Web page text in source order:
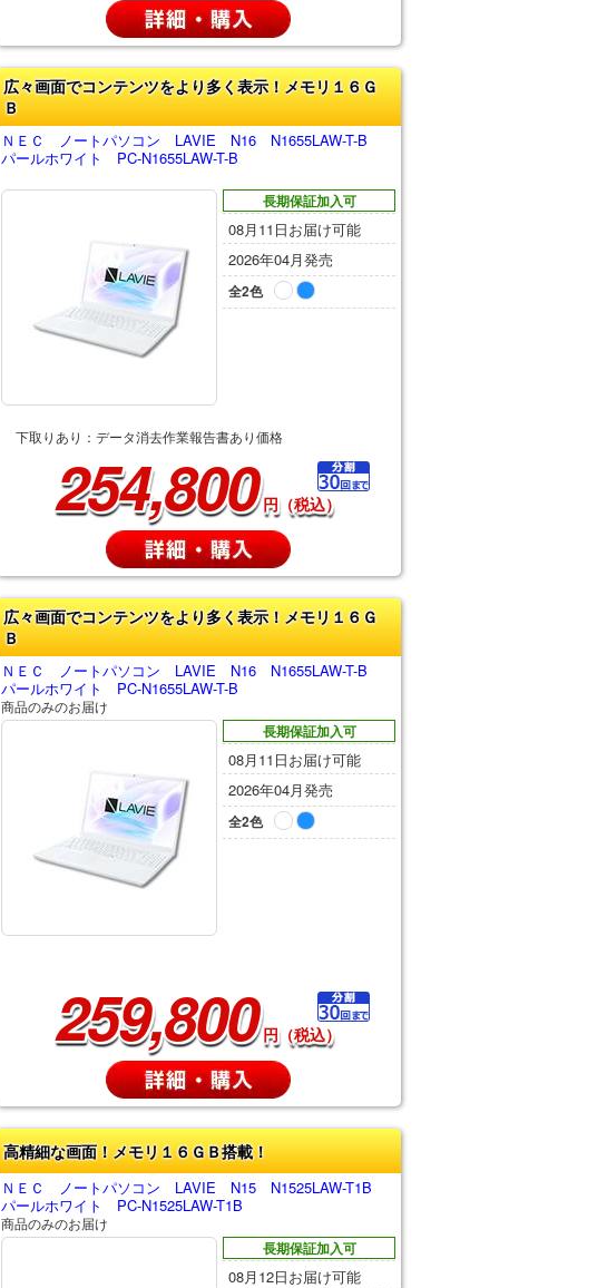
広々画面でコンテンツをより多く表示！メモリ１６Ｇ
Ｂ
ＮＥＣ ノートパソコン LAVIE N16 N1655LAW-T-B
パールホワイト PC-N1655LAW-T-B
長期保証加入可
08月11日お届け可能
2026年04月発売
全2色
下取りあり：データ消去作業報告書あり価格
254,800 円（税込）
広々画面でコンテンツをより多く表示！メモリ１６Ｇ
Ｂ
ＮＥＣ ノートパソコン LAVIE N16 N1655LAW-T-B
パールホワイト PC-N1655LAW-T-B
商品のみのお届け
長期保証加入可
08月11日お届け可能
2026年04月発売
全2色
259,800 円（税込）
高精細な画面！メモリ１６ＧＢ搭載！
ＮＥＣ ノートパソコン LAVIE N15 N1525LAW-T1B
パールホワイト PC-N1525LAW-T1B
商品のみのお届け
長期保証加入可
08月12日お届け可能